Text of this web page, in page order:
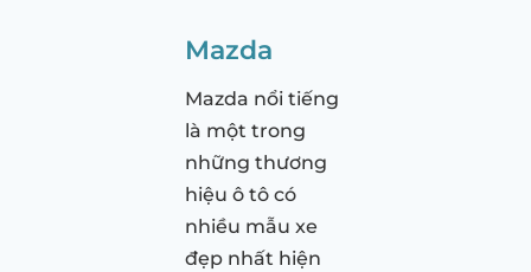
Mazda
Mazda nổi tiếng
là một trong
những thương
hiệu ô tô có
nhiều mẫu xe
đẹp nhất hiện